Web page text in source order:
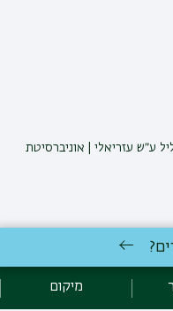
ע״ש עזריאלי | אוניברסיטת
מיקום